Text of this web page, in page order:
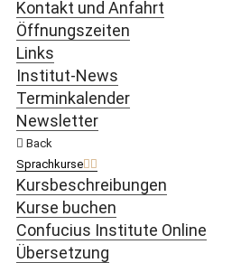
Kontakt und Anfahrt
Öffnungszeiten
Links
Institut-News
Terminkalender
Newsletter
Back
Sprachkurse
Kursbeschreibungen
Kurse buchen
Confucius Institute Online
Übersetzung